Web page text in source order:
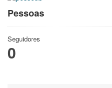
Pessoas
Seguidores
0